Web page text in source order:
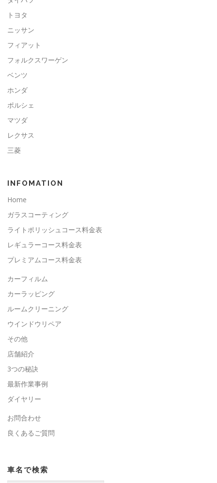
トヨタ
ニッサン
フィアット
フォルクスワーゲン
ベンツ
ホンダ
ポルシェ
マツダ
レクサス
三菱
INFOMATION
Home
ガラスコーティング
ライトポリッシュコース料金表
レギュラーコース料金表
プレミアムコース料金表
カーフィルム
カーラッピング
ルームクリーニング
ウインドウリペア
その他
店舗紹介
3つの秘訣
最新作業事例
ダイヤリー
お問合わせ
良くあるご質問
車名で検索